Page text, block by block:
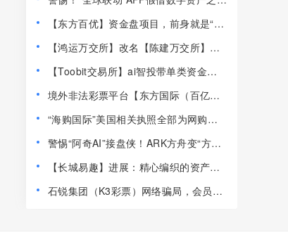
崩盘跑路！
【东方百优】资金盘项目，前身就是“东
【鸿运万交所】改名【陈建万交所】掩
【Toobit交易所】ai智投带单类资金盘
离！
境外非法彩票平台【东方国际（百亿团
“海购国际”美国相关执照全部为网购，
警惕“阿奇AI”接盘侠！ARK方舟变“方
【长城易趣】进展：精心编织的资产骗
石锐集团（K3彩票）网络骗局，会员提